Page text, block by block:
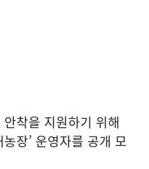
착을 지원하기 위해
장’ 운영자를 공개 모